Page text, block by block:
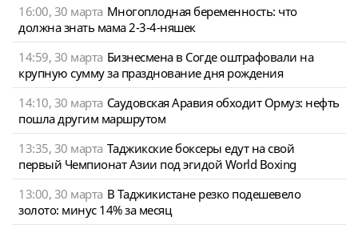
16:00, 30 марта Многоплодная беременность: что
должна знать мама 2-3-4-няшек
14:59, 30 марта Бизнесмена в Согде оштрафовали на
крупную сумму за празднование дня рождения
14:10, 30 марта Саудовская Аравия обходит Ормуз: нефть
пошла другим маршрутом
13:35, 30 марта Таджикские боксеры едут на свой
первый Чемпионат Азии под эгидой World Boxing
13:00, 30 марта В Таджикистане резко подешевело
золото: минус 14% за месяц